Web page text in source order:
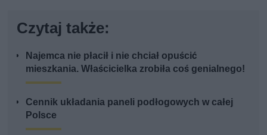
Czytaj także:
Najemca nie płacił i nie chciał opuścić
mieszkania. Właścicielka zrobiła coś genialnego!
Cennik układania paneli podłogowych w całej
Polsce